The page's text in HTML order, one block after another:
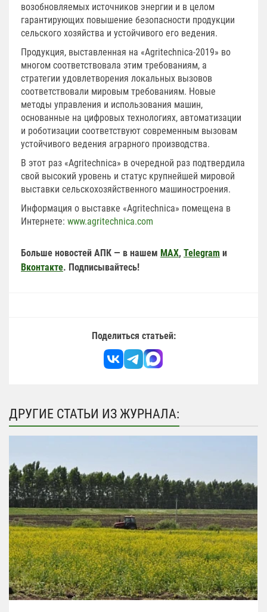
возобновляемых источников энергии и в целом
гарантирующих повышение безопасности продукции
сельского хозяйства и устойчивого его ведения.
Продукция, выставленная на «Agritechnica-2019» во
многом соответствовала этим требованиям, а
стратегии удовлетворения локальных вызовов
соответствовали мировым требованиям. Новые
методы управления и использования машин,
основанные на цифровых технологиях, автоматизации
и роботизации соответствуют современным вызовам
устойчивого ведения аграрного производства.
В этот раз «Agritechnica» в очередной раз подтвердила
свой высокий уровень и статус крупнейшей мировой
выставки сельскохозяйственного машиностроения.
Информация о выставке «Agritechnica» помещена в
Интернете: www.agritechnica.com
Больше новостей АПК — в нашем MAX, Telegram и
Вконтакте. Подписывайтесь!
Поделиться статьей:
ДРУГИЕ СТАТЬИ ИЗ ЖУРНАЛА: